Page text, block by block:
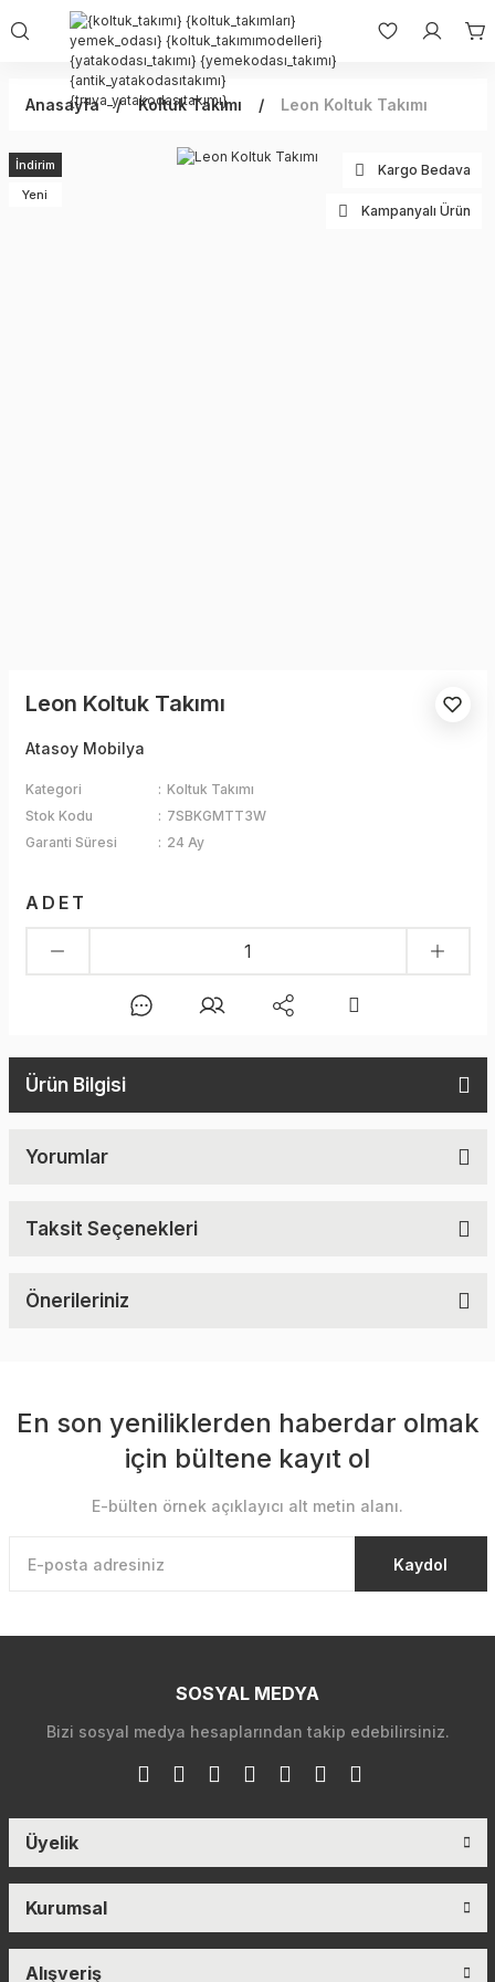
Anasayfa Koltuk Takımı Leon Koltuk Takımı
İndirim
Yeni
Kargo Bedava
Kampanyalı Ürün
Leon Koltuk Takımı
Atasoy Mobilya
Kategori
Koltuk Takımı
Stok Kodu
7SBKGMTT3W
Garanti Süresi
24 Ay
ADET
Ürün Bilgisi
Yorumlar
Taksit Seçenekleri
Önerileriniz
En son yeniliklerden haberdar olmak
için bültene kayıt ol
E-bülten örnek açıklayıcı alt metin alanı.
Kaydol
SOSYAL MEDYA
Bizi sosyal medya hesaplarından takip edebilirsiniz.
Üyelik
Kurumsal
Alışveriş